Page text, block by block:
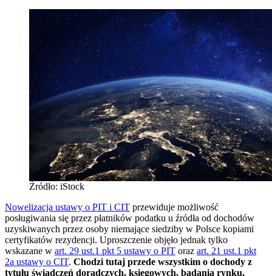
Źródło: iStock
Nowelizacja ustawy o PIT i CIT przewiduje możliwość
posługiwania się przez płatników podatku u źródła od dochodów
uzyskiwanych przez osoby niemające siedziby w Polsce kopiami
certyfikatów rezydencji. Uproszczenie objęło jednak tylko
wskazane w art. 29 ust.1 pkt 5 ustawy o PIT oraz art. 21 ust.1 pkt
2a ustawy o CIT. Chodzi tutaj przede wszystkim o dochody z
tytułu świadczeń doradczych, księgowych, badania rynku,